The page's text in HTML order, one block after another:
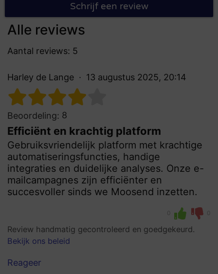
Schrijf een review
Alle reviews
Aantal reviews: 5
Harley de Lange 13 augustus 2025, 20:14
Beoordeling: 8
Efficiënt en krachtig platform
Gebruiksvriendelijk platform met krachtige
automatiseringsfuncties, handige
integraties en duidelijke analyses. Onze e-
mailcampagnes zijn efficiënter en
succesvoller sinds we Moosend inzetten.
0 0
Review handmatig gecontroleerd en goedgekeurd.
Bekijk ons beleid
Reageer